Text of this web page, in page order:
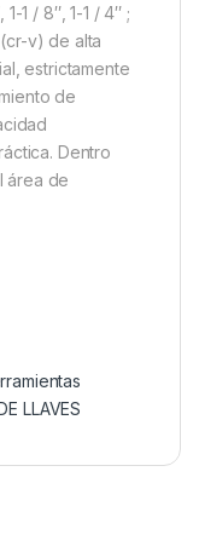
1-1 / 8″, 1-1 / 4″ ;
v) de alta
estrictamente
de
Dentro
área de
LLAVES